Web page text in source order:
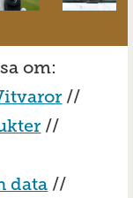
om:
//
//
data //